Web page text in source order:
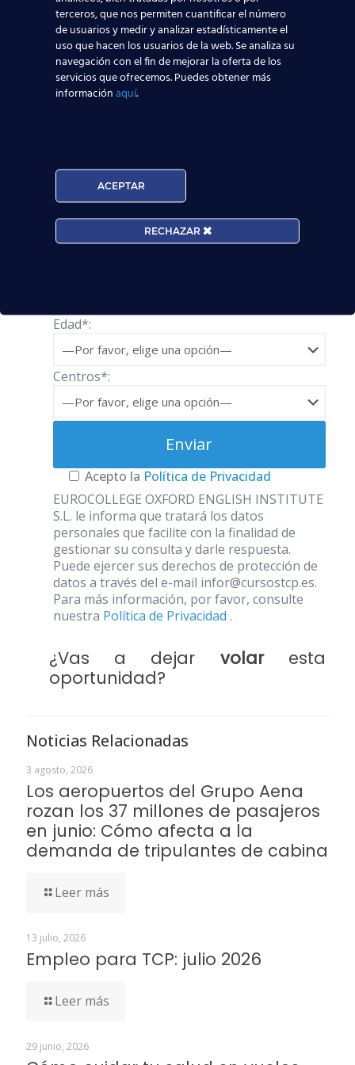
quieres saber más,acércate a cualquiera de los
centros que tenemos por toda España
pídenos informacióna través de nuestros
asesores online :
Nombre*
Teléfono*
Edad*:
Centros*:
Acepto la Política de Privacidad
EUROCOLLEGE OXFORD ENGLISH INSTITUTE
S.L. le informa que tratará los datos
personales que facilite con la finalidad de
gestionar su consulta y darle respuesta.
Puede ejercer sus derechos de protección de
datos a través del e-mail infor@cursostcp.es.
Para más información, por favor, consulte
nuestra Política de Privacidad .
¿Vas a dejar volaresta
oportunidad?
Noticias Relacionadas
3 agosto, 2026
Los aeropuertos del Grupo Aena
rozan los 37 millones de pasajeros
en junio: Cómo afecta a la
demanda de tripulantes de cabina
Leer más
13 julio, 2026
Empleo para TCP: julio 2026
Leer más
29 junio, 2026
terceros, que nos permiten cuantificar el número
de usuarios y medir y analizar estadísticamente el
uso que hacen los usuarios de la web. Se analiza su
navegación con el fin de mejorar la oferta de los
servicios que ofrecemos. Puedes obtener más
informaciónaquí.
ACEPTAR
RECHAZAR